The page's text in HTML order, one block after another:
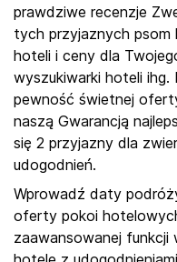
prawdziwe recenzje
tych przyjaznych
hoteli i ceny dla
wyszukiwarki hoteli ihg.
pewność świetnej
naszą Gwarancją
się 2 przyjazny dla
udogodnień.
Wprowadź daty
oferty pokoi
zaawansowanej funkcji